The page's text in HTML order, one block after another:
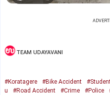
TEAM UDAYAVANI
#Koratagere #Bike Accident
u
#Road Accident #Crime #Police